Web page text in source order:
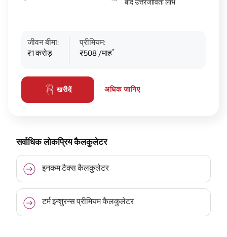
बाद उत्तरजीविता लाभ
जीवन बीमा:
₹1 करोड़
प्रीमियम:
₹508 /माह*
खरीदें अधिक जानिए
सर्वाधिक लोकप्रिय कैलकुलेटर
इनकम टैक्स कैलकुलेटर
टर्म इन्शुरन्स प्रीमियम कैलकुलेटर
पॉलिसी जारी होने के एक दिन बाद ही
स्मार्ट निवेश की शक्ति को अनलॉक करें!
+91 फ़ोन नंबर
वापस कॉल करें!